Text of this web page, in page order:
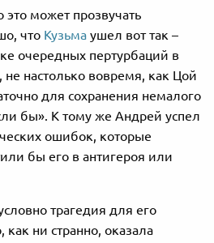
может прозвучать
что Кузьма ушел вот так –
очередных пертурбаций в
настолько вовремя, как Цой
для сохранения немалого
бы». К тому же Андрей успел
ошибок, которые
бы его в антигероя или
трагедия для его
ни странно, оказала